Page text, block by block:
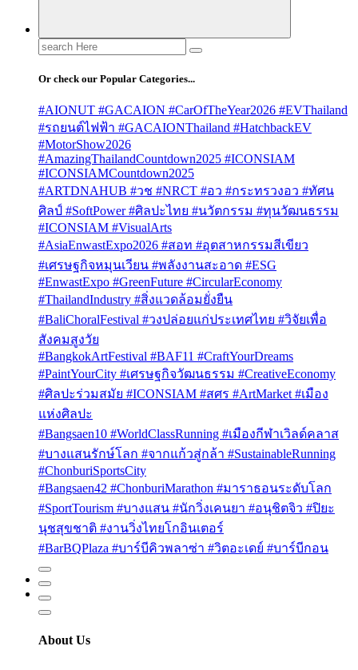
Search
for:
Or check our Popular Categories...
#AIONUT #GACAION #CarOfTheYear2026 #EVThailand
#รถยนต์ไฟฟ้า #GACAIONThailand #HatchbackEV
#MotorShow2026
#AmazingThailandCountdown2025 #ICONSIAM
#ICONSIAMCountdown2025
#ARTDNAHUB #วช #NRCT #อว #กระทรวงอว #ทัศน
ศิลป์ #SoftPower #ศิลปะไทย #นวัตกรรม #ทุนวัฒนธรรม
#ICONSIAM #VisualArts
#AsiaEnwastExpo2026 #สอท #อุตสาหกรรมสีเขียว
#เศรษฐกิจหมุนเวียน #พลังงานสะอาด #ESG
#EnwastExpo #GreenFuture #CircularEconomy
#ThailandIndustry #สิ่งแวดล้อมยั่งยืน
#BaliChoralFestival #วงปล่อยแก่ประเทศไทย #วิจัยเพื่อ
สังคมสูงวัย
#BangkokArtFestival #BAF11 #CraftYourDreams
#PaintYourCity #เศรษฐกิจวัฒนธรรม #CreativeEconomy
#ศิลปะร่วมสมัย #ICONSIAM #สศร #ArtMarket #เมือง
แห่งศิลปะ
#Bangsaen10 #WorldClassRunning #เมืองกีฬาเวิลด์คลาส
#บางแสนรักษ์โลก #จากแก้วสู่กล้า #SustainableRunning
#ChonburiSportsCity
#Bangsaen42 #ChonburiMarathon #มาราธอนระดับโลก
#SportTourism #บางแสน #นักวิ่งเคนยา #อนุชิตจิว #ปิยะ
นุชสุขชาติ #งานวิ่งไทยโกอินเตอร์
#BarBQPlaza #บาร์บีคิวพลาซ่า #วิตอะเดย์ #บาร์บีกอน
About Us